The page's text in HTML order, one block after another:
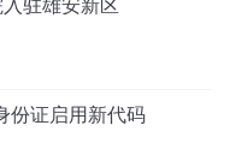
驻雄安新区
份证启用新代码